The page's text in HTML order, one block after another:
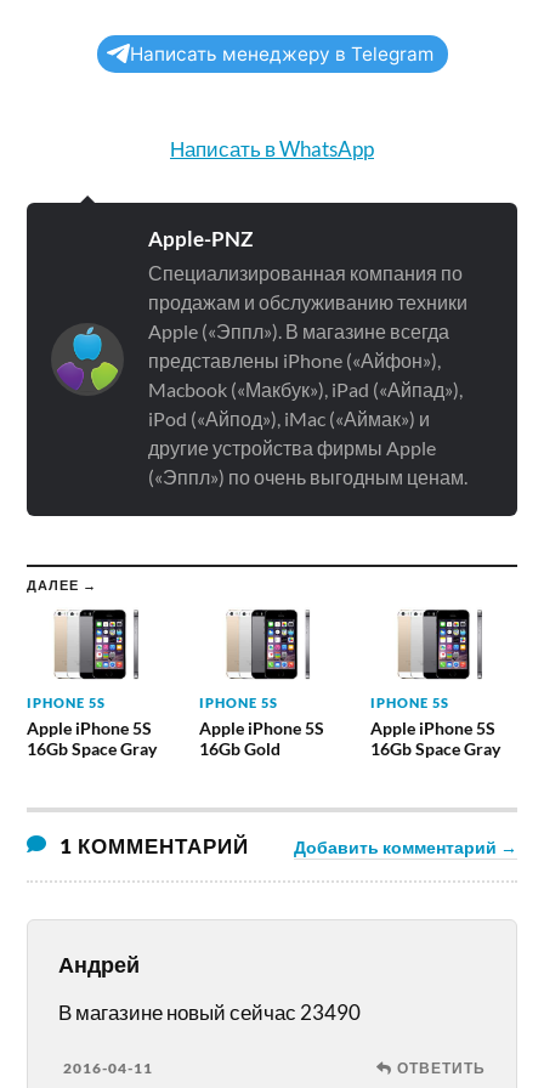
Написать менеджеру в Telegram
Написать в WhatsApp
Apple-PNZ
Специализированная компания по
продажам и обслуживанию техники
Apple («Эппл»). В магазине всегда
представлены iPhone («Айфон»),
Macbook («Макбук»), iPad («Айпад»),
iPod («Айпод»), iMac («Аймак») и
другие устройства фирмы Apple
(«Эппл») по очень выгодным ценам.
ДАЛЕЕ →
IPHONE 5S
Apple iPhone 5S
16Gb Space Gray
IPHONE 5S
Apple iPhone 5S
16Gb Gold
IPHONE 5S
Apple iPhone 5S
16Gb Space Gray
1 КОММЕНТАРИЙ Добавить комментарий →
Андрей
В магазине новый сейчас 23490
2016-04-11 ОТВЕТИТЬ